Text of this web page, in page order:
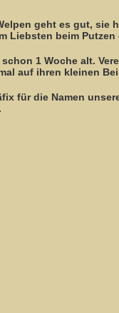
geht es gut,
Liebsten beim
schon 1 Woche alt.
auf ihren kleinen
für die Namen